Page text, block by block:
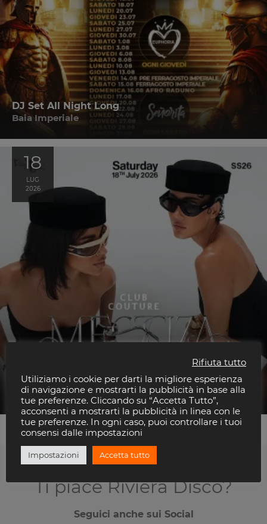
DJ Set All Night Long
Baia Imperiale
18
LUG
2026
Mestiza
Villa Delle Rose
Ti piace Riviera Disco?
Seguici anche sui Social
Rifiuta tutto
Utiliziamo i cookie per darti la migliore esperienza
di navigazione e mostrarti la pubblicità in base alla
tue preferenze. Cliccando su “Accetta Tutto”,
acconsenti a mostrarti la pubblicità in linea con le
tue preferenze. In ogni caso, puoi controllare i tuoi
consensi dalle impostazioni
Impostazioni Accetta tutto